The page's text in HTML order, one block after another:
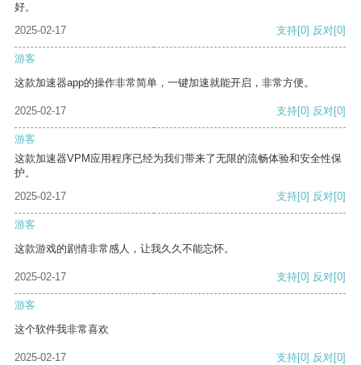
好。
2025-02-17
支持[0] 反对[0]
游客
这款加速器app的操作非常简单，一键加速就能开启，非常方便。
2025-02-17 支持[0] 反对[0]
游客
这款加速器VPM应用程序已经为我们带来了无限的流畅体验和安全性保
护。
2025-02-17
支持[0] 反对[0]
游客
这款游戏的剧情非常感人，让我久久不能忘怀。
2025-02-17 支持[0] 反对[0]
游客
这个软件我非常喜欢
2025-02-17 支持[0] 反对[0]